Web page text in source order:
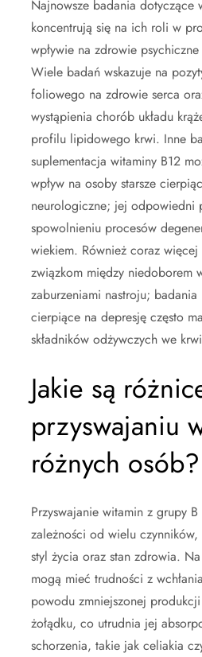
Najnowsze badania dotyczące
koncentrują się na ich roli w
wpływie na zdrowie
Wiele badań wskazuje na
foliowego na zdrowie serca
wystąpienia chorób układu
profilu lipidowego krwi. Inne
suplementacja witaminy B12
wpływ na osoby starsze
neurologiczne; jej odpowiedni
spowolnieniu procesów
wiekiem. Również coraz
związkom między niedoborem
zaburzeniami nastroju;
cierpiące na depresję często
składników odżywczych we
Jakie są
przyswajaniu
różnych osób?
Przyswajanie witamin z grupy
zależności od wielu
styl życia oraz stan zdrowia.
mogą mieć trudności z
powodu zmniejszonej
żołądku, co utrudnia jej
schorzenia, takie jak celiakia